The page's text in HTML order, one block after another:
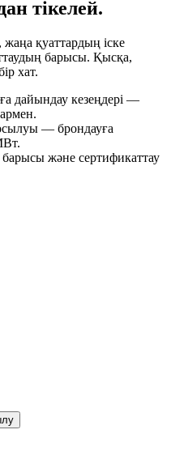
тікелей.
қуаттардың іске
барысы. Қысқа,
хат.
дайындау кезеңдері —
— брондауға
барысы және сертификаттау